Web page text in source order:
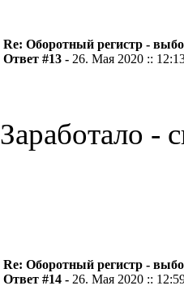
Re: Оборотный регистр -
Ответ #13 - 26. Мая 2020 ::
Заработало -
Re: Оборотный регистр -
Ответ #14 - 26. Мая 2020 ::